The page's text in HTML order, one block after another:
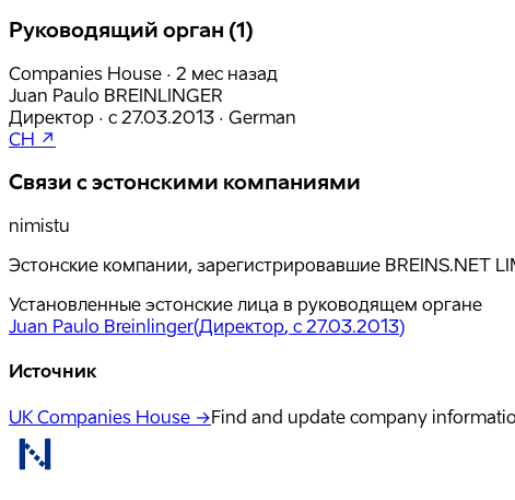
Руководящий орган (1)
Companies House · 2 мес назад
Juan Paulo BREINLINGER
Директор · с 27.03.2013 · German
CH ↗
Связи с эстонскими компаниями
nimistu
Эстонские компании, зарегистрировавшие BREINS.NET
Установленные эстонские лица в руководящем органе
Juan Paulo Breinlinger(Директор, с 27.03.2013)
Источник
UK Companies House →Find and update company